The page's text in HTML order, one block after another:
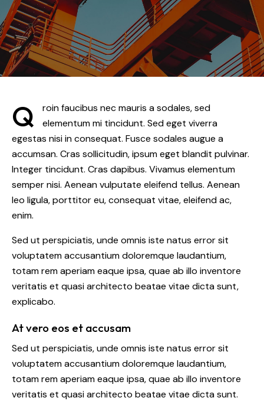
Q
roin faucibus nec mauris a sodales, sed
elementum mi tincidunt. Sed eget viverra
egestas nisi in consequat. Fusce sodales augue a
accumsan. Cras sollicitudin, ipsum eget blandit pulvinar.
Integer tincidunt. Cras dapibus. Vivamus elementum
semper nisi. Aenean vulputate eleifend tellus. Aenean
leo ligula, porttitor eu, consequat vitae, eleifend ac,
enim.
Sed ut perspiciatis, unde omnis iste natus error sit
voluptatem accusantium doloremque laudantium,
totam rem aperiam eaque ipsa, quae ab illo inventore
veritatis et quasi architecto beatae vitae dicta sunt,
explicabo.
At vero eos et accusam
Sed ut perspiciatis, unde omnis iste natus error sit
voluptatem accusantium doloremque laudantium,
totam rem aperiam eaque ipsa, quae ab illo inventore
veritatis et quasi architecto beatae vitae dicta sunt.